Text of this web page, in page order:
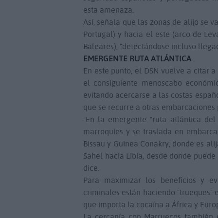
esta amenaza.
Así, señala que las zonas de alijo se
Portugal) y hacia el este (arco de
Baleares), "detectándose incluso
EMERGENTE RUTA ATLÁNTICA
En este punto, el DSN vuelve a citar
el consiguiente menoscabo
evitando acercarse a las costas
que se recurre a otras
"En la emergente "ruta atlántica
marroquíes y se traslada en
Bissau y Guinea Conakry, donde es
Sahel hacia Libia, desde donde
dice.
Para maximizar los beneficios y
criminales están haciendo
que importa la cocaína a África y